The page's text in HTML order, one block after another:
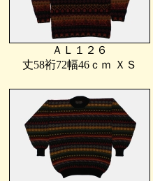
ＡＬ１２６
丈58裄72幅46ｃｍ ＸＳ